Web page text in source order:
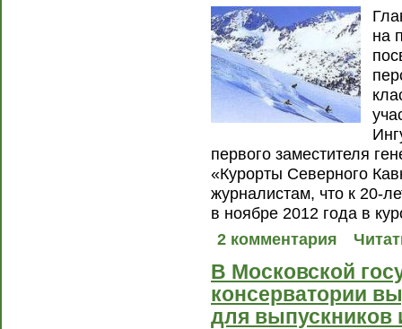
на
первого заместителя
«Курорты Северного
журналистам, что к 20-
в ноябре 2012 года в
2 комментария
В Московской
консерватории
для выпускников